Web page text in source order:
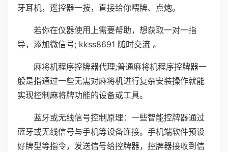
牙耳机，遥控器一按，直接给你喂牌、点炮。
若你在仪器使用上需要帮助，想获取一对一指
导，添加微信号; kkss8691 随时交流 。
麻将机程序控牌器代理;普通麻将机程序控牌器一
般是指通过一些无需对麻将机进行复杂安装操作就能
实现控制麻将牌功能的设备或工具。
蓝牙或无线信号控制原理：一些智能控牌器通过
蓝牙或无线信号与手机等设备连接。手机端软件预设
好牌型等指令，发送信号给控牌器，控牌器接收到信